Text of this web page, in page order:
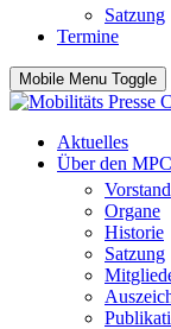
Satzung
Termine
Mobile Menu Toggle
Aktuelles
Über den MPC
Vorstand
Organe
Historie
Satzung